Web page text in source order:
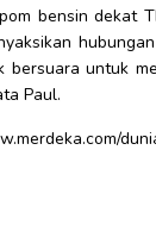
bensin dekat
untuk
Paul.
dunia/